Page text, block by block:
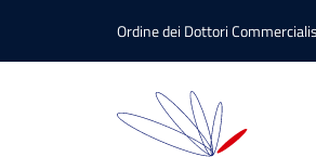
Ordine dei Dottori